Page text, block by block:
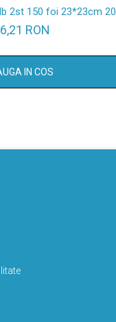
2st 150 foi 23*23cm 20
set
RON
IN COS